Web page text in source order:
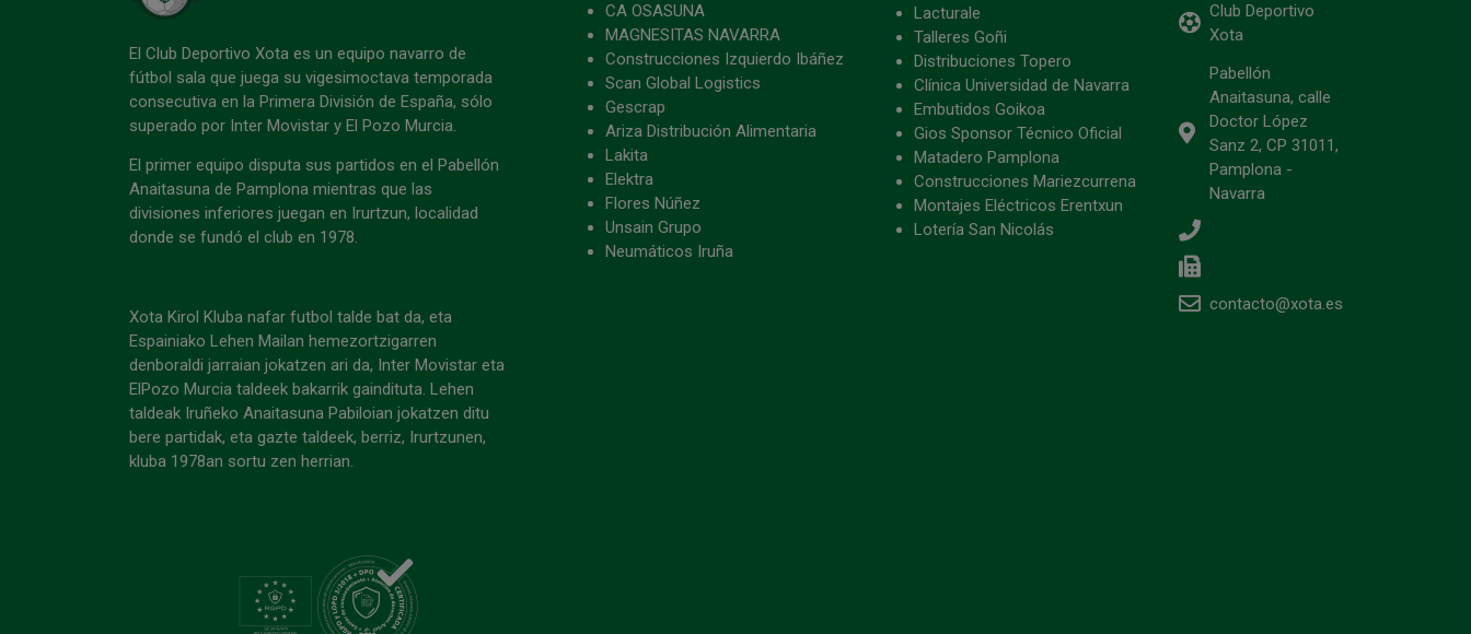
El Club Deportivo Xota es un equipo navarro de
fútbol sala que juega su vigesimoctava temporada
consecutiva en la Primera División de España, sólo
superado por Inter Movistar y El Pozo Murcia.
El primer equipo disputa sus partidos en el Pabellón
Anaitasuna de Pamplona mientras que las
divisiones inferiores juegan en Irurtzun, localidad
donde se fundó el club en 1978.
Xota Kirol Kluba nafar futbol talde bat da, eta
Espainiako Lehen Mailan hemezortzigarren
denboraldi jarraian jokatzen ari da, Inter Movistar eta
ElPozo Murcia taldeek bakarrik gaindituta. Lehen
taldeak Iruñeko Anaitasuna Pabiloian jokatzen ditu
bere partidak, eta gazte taldeek, berriz, Irurtzunen,
kluba 1978an sortu zen herrian.
CA OSASUNA
MAGNESITAS NAVARRA
Construcciones Izquierdo Ibáñez
Scan Global Logistics
Gescrap
Ariza Distribución Alimentaria
Lakita
Elektra
Flores Núñez
Unsain Grupo
Neumáticos Iruña
Lacturale
Talleres Goñi
Distribuciones Topero
Clínica Universidad de Navarra
Embutidos Goikoa
Gios Sponsor Técnico Oficial
Matadero Pamplona
Construcciones Mariezcurrena
Montajes Eléctricos Erentxun
Lotería San Nicolás
Club Deportivo
Xota
Pabellón
Anaitasuna, calle
Doctor López
Sanz 2, CP 31011,
Pamplona -
Navarra
contacto@xota.es